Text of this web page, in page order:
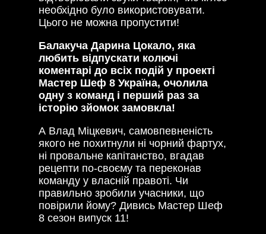
необхідно було використовувати.
Цього не можна пропустити!
Балакуча Дарина Цокало, яка
любить відпускати колючі
коментарі до всіх подій у проекті
Мастер Шеф 8 Україна, очолила
одну з команд і перший раз за
історію зйомок замовкла!
А Влад Міцкевич, самовпевненість
якого не похитнули ні чорний фартух,
ні провальне капітанство, вгадав
рецепти по-своєму та переконав
команду у власній правоті. Чи
правильно зробили учасники, що
повірили йому? Дивись Мастер Шеф
8 сезон випуск 11!